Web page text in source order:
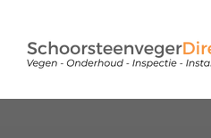
inhoud